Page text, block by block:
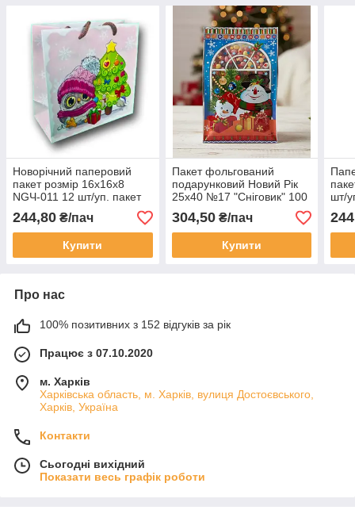
Новорічний паперовий
пакет розмір 16х16х8
NGЧ-011 12 шт/уп. пакет
під подарунки новорічна
упаковка
244,80 ₴/пач
Купити
Пакет фольгований
подарунковий Новий Рік
25х40 №17 "Сніговик" 100
шт/уп. новорічна упаковка,
пакети для подарунків
304,50₴/пач
Купити
шт/
Про нас
100% позитивних з 152 відгуків за рік
Працює з 07.10.2020
м. Харків
Харківська область, м. Харків, вулиця Достоєвського,
Харків, Україна
Контакти
Сьогодні вихідний
Показати весь графік роботи